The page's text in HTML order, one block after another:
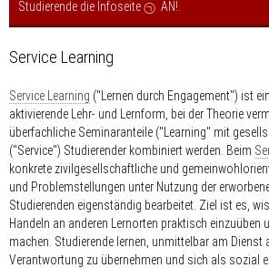
Studierende die Infoseite
AN!
Service Learning
Service Learning ("Lernen durch Engagement") ist
aktivierende Lehr- und Lernform, bei der Theorie
überfachliche Seminaranteile ("Learning" mit
("Service") Studierender kombiniert werden. Beim
konkrete zivilgesellschaftliche und
und Problemstellungen unter Nutzung der
Studierenden eigenständig bearbeitet. Ziel ist es,
Handeln an anderen Lernorten praktisch einzuüben
machen. Studierende lernen, unmittelbar am Dienst
Verantwortung zu übernehmen und sich als sozial